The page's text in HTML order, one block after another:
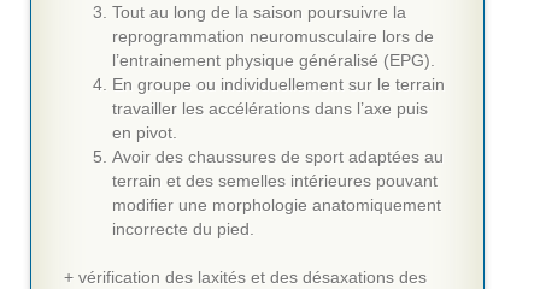
Tout au long de la saison poursuivre la
reprogrammation neuromusculaire lors de
l’entrainement physique généralisé (EPG).
En groupe ou individuellement sur le terrain
travailler les accélérations dans l’axe puis
en pivot.
Avoir des chaussures de sport adaptées au
terrain et des semelles intérieures pouvant
modifier une morphologie anatomiquement
incorrecte du pied.
+ vérification des laxités et des désaxations des